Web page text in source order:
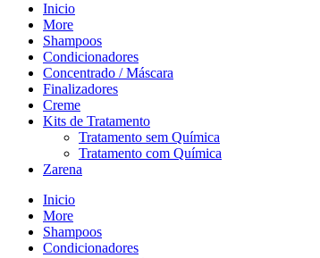
Inicio
More
Shampoos
Condicionadores
Concentrado / Máscara
Finalizadores
Creme
Kits de Tratamento
Tratamento sem Química
Tratamento com Química
Zarena
Inicio
More
Shampoos
Condicionadores